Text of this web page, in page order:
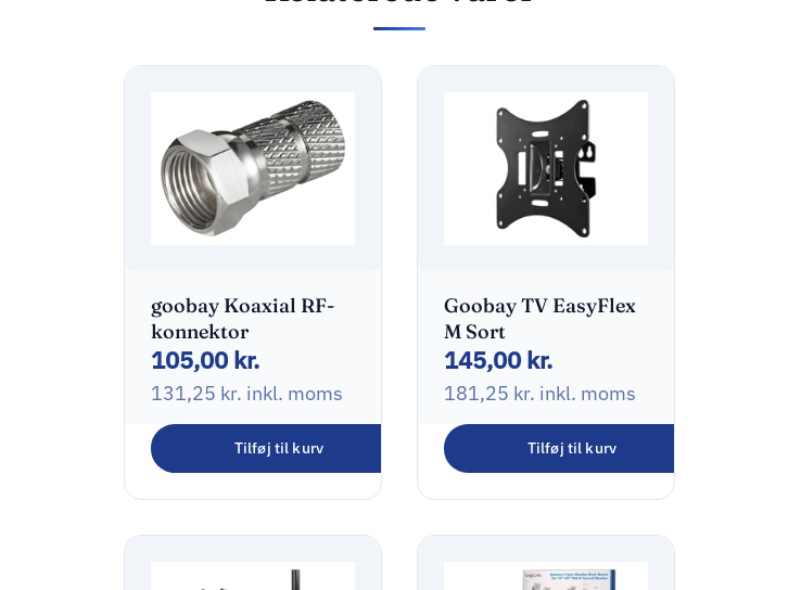
goobay Koaxial RF-
konnektor
105,00 kr.
131,25 kr. inkl. moms
Tilføj til kurv
Goobay TV EasyFlex
M Sort
145,00 kr.
181,25 kr. inkl. moms
Tilføj til kurv